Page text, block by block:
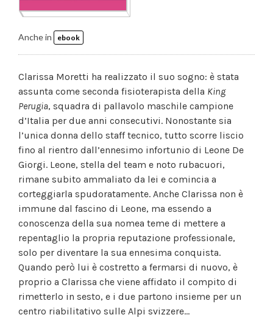
Anche in ebook
Clarissa Moretti ha realizzato il suo sogno: è stata
assunta come seconda fisioterapista della King
Perugia, squadra di pallavolo maschile campione
d’Italia per due anni consecutivi. Nonostante sia
l’unica donna dello staff tecnico, tutto scorre liscio
fino al rientro dall’ennesimo infortunio di Leone De
Giorgi. Leone, stella del team e noto rubacuori,
rimane subito ammaliato da lei e comincia a
corteggiarla spudoratamente. Anche Clarissa non è
immune dal fascino di Leone, ma essendo a
conoscenza della sua nomea teme di mettere a
repentaglio la propria reputazione professionale,
solo per diventare la sua ennesima conquista.
Quando però lui è costretto a fermarsi di nuovo, è
proprio a Clarissa che viene affidato il compito di
rimetterlo in sesto, e i due partono insieme per un
centro riabilitativo sulle Alpi svizzere…